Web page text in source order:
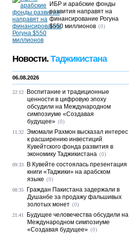
ИБР и арабские фонды
развития направят на
финансирование Рогуна
$550 миллионов (0)
Новости. Таджикистана
06.08.2026
22:12
Воспитание и традиционные
ценности в цифровую эпоху
обсудили на Международном
симпозиуме «Создавая
будущее» (0)
11:32 Эмомали Рахмон высказал интерес
к расширению инвестиций
Кувейтского фонда развития в
экономику Таджикистана (0)
09:33
В Кувейте состоялась презентация
книги «Таджики» на арабском
языке (0)
08:35
Граждан Пакистана задержали в
Душанбе за продажу фальшивых
золотых монет (0)
21:41
Будущее человечества обсудили на
Международном симпозиуме
«Создавая будущее» (0)